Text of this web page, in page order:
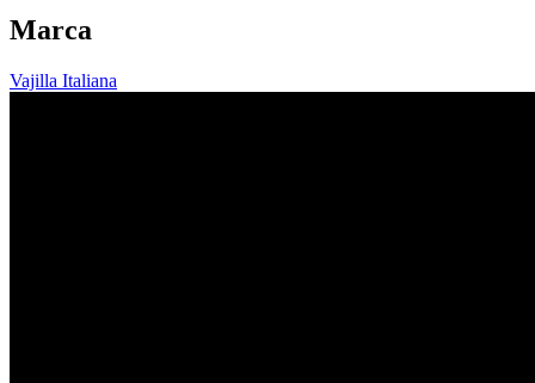
Marca
Vajilla Italiana